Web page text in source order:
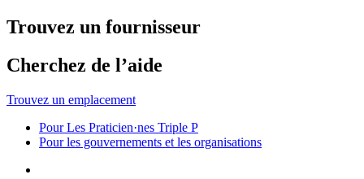
Trouvez un fournisseur
Cherchez de l’aide
Trouvez un emplacement
Pour Les Praticien·nes Triple P
Pour les gouvernements et les organisations